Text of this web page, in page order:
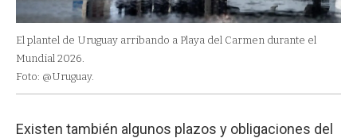
El plantel de Uruguay arribando a Playa del Carmen durante el
Mundial 2026.
Foto: @Uruguay.
Existen también algunos plazos y obligaciones del